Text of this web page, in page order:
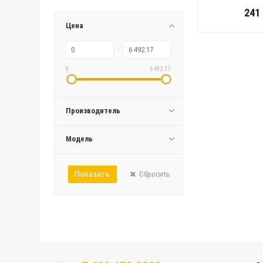
Цена
0 6 492.17
Производитель
Модель
Сбросить
241